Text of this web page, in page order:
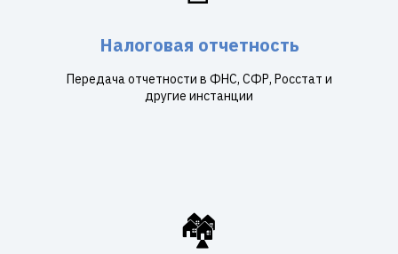
Налоговая отчетность
Передача отчетности в ФНС, СФР, Росстат и
другие инстанции
🏘️